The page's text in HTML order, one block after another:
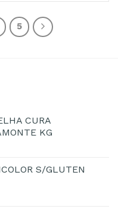
5
CURA
KG
S/GLUTEN